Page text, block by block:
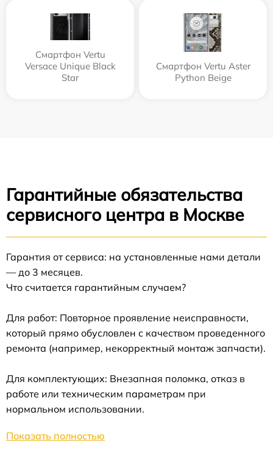
Смартфон Vertu
Versace Unique Black
Star
Смартфон Vertu Aster
Python Beige
Гарантийные обязательства
сервисного центра в Москве
Гарантия от сервиса: на установленные нами детали
— до 3 месяцев.
Что считается гарантийным случаем?
Для работ: Повторное проявление неисправности,
который прямо обусловлен с качеством проведенного
ремонта (например, некорректный монтаж запчасти).
Для комплектующих: Внезапная поломка, отказ в
работе или техническим параметрам при
нормальном использовании.
Показать полностью